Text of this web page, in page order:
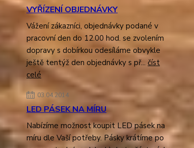
VYŘÍZENÍ OBJEDNÁVKY
Vážení zákazníci, objednávky podané v
pracovní den do 12.00 hod. se zvolením
dopravy s dobírkou odesíláme obvykle
ještě tentýž den objednávky s př... číst
celé
03.04.2014
LED PÁSEK NA MÍRU
Nabízíme možnost koupit LED pásek na
míru dle Vaší potřeby. Pásky krátíme po